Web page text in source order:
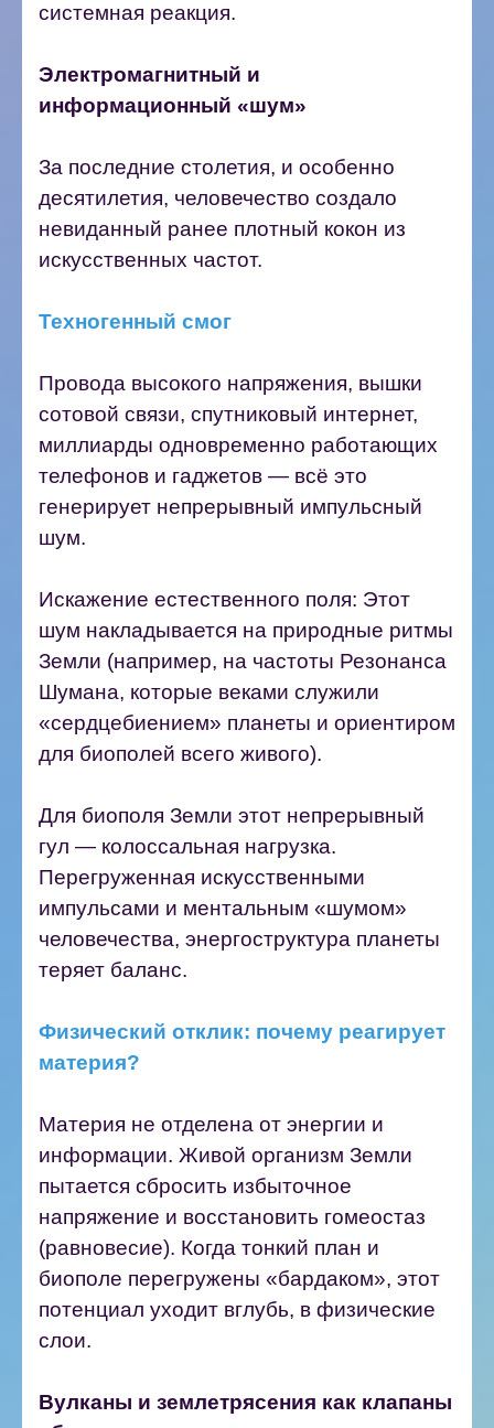
системная реакция.
Электромагнитный и
информационный «шум»
За последние столетия, и особенно
десятилетия, человечество создало
невиданный ранее плотный кокон из
искусственных частот.
Техногенный смог
Провода высокого напряжения, вышки
сотовой связи, спутниковый интернет,
миллиарды одновременно работающих
телефонов и гаджетов — всё это
генерирует непрерывный импульсный
шум.
Искажение естественного поля: Этот
шум накладывается на природные ритмы
Земли (например, на частоты Резонанса
Шумана, которые веками служили
«сердцебиением» планеты и ориентиром
для биополей всего живого).
Для биополя Земли этот непрерывный
гул — колоссальная нагрузка.
Перегруженная искусственными
импульсами и ментальным «шумом»
человечества, энергоструктура планеты
теряет баланс.
Физический отклик: почему реагирует
материя?
Материя не отделена от энергии и
информации. Живой организм Земли
пытается сбросить избыточное
напряжение и восстановить гомеостаз
(равновесие). Когда тонкий план и
биополе перегружены «бардаком», этот
потенциал уходит вглубь, в физические
слои.
Вулканы и землетрясения как клапаны